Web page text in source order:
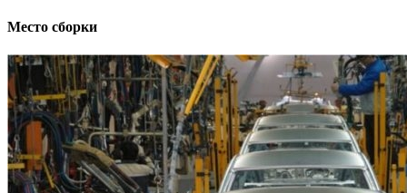
Место сборки